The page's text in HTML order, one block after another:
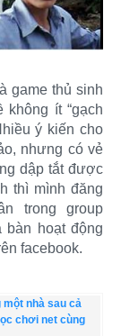
game thủ sinh
ít “gạch
ý kiến cho
nhưng có vẻ
dập tắt được
thì mình đăng
trong group
bàn hoạt động
facebook.
một nhà sau cả
chơi net cùng